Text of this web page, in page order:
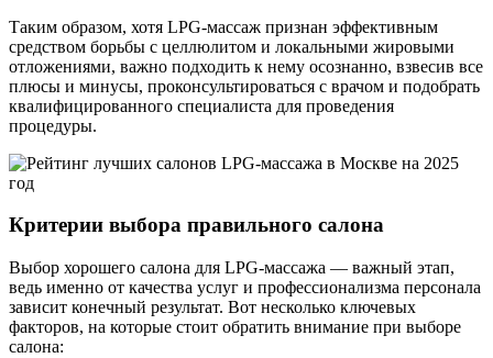
Таким образом, хотя LPG-массаж признан эффективным
средством борьбы с целлюлитом и локальными жировыми
отложениями, важно подходить к нему осознанно, взвесив все
плюсы и минусы, проконсультироваться с врачом и подобрать
квалифицированного специалиста для проведения
процедуры.
Критерии выбора правильного салона
Выбор хорошего салона для LPG-массажа — важный этап,
ведь именно от качества услуг и профессионализма персонала
зависит конечный результат. Вот несколько ключевых
факторов, на которые стоит обратить внимание при выборе
салона: